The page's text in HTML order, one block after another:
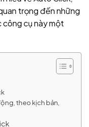
trọng đến những
công cụ này một
theo kịch bản,